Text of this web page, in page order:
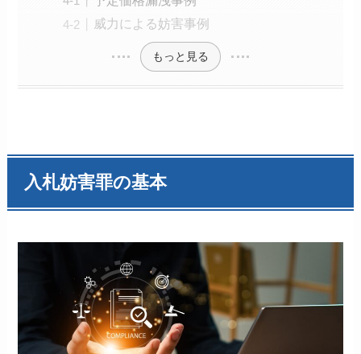
威力による妨害事例
もっと見る
入札妨害罪の基本